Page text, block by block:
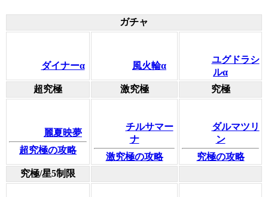
ガチャ
ダイナーα 風火輪α
ユグドラシ
ルα
超究極
激究極 究極
麗夏映夢
超究極の攻略
チルサマー
ナ
激究極の攻略
ダルマツリ
ン
究極の攻略
究極/星5制限